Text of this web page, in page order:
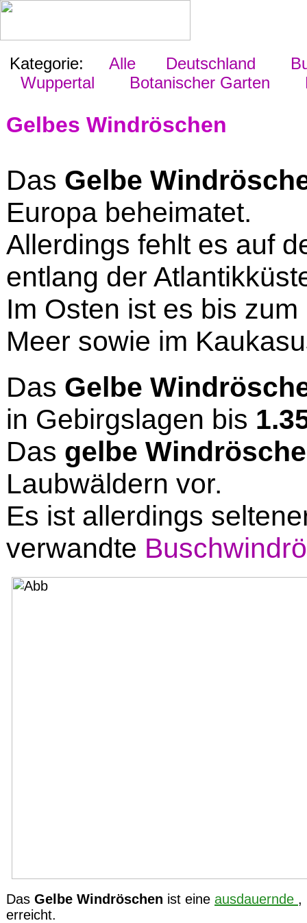
Kategorie: Alle Deutschland
Wuppertal
Botanischer Garten
Gelbes Windröschen
Das Gelbe
Europa beheimatet.
Allerdings fehlt es auf
entlang der
Im Osten ist es bis
Meer sowie im
Das Gelbe
in Gebirgslagen bis
Das gelbe
Laubwäldern vor.
Es ist allerdings
verwandte
Das Gelbe Windröschen ist eine ausdauernde
erreicht.